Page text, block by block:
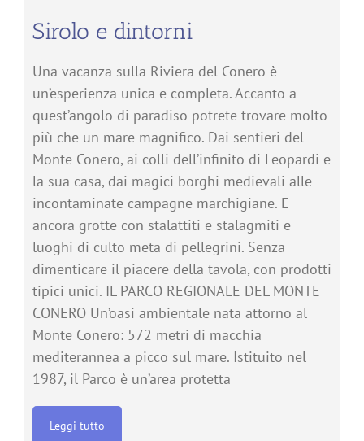
Sirolo e dintorni
Una vacanza sulla Riviera del Conero è
un’esperienza unica e completa. Accanto a
quest’angolo di paradiso potrete trovare molto
più che un mare magnifico. Dai sentieri del
Monte Conero, ai colli dell’infinito di Leopardi e
la sua casa, dai magici borghi medievali alle
incontaminate campagne marchigiane. E
ancora grotte con stalattiti e stalagmiti e
luoghi di culto meta di pellegrini. Senza
dimenticare il piacere della tavola, con prodotti
tipici unici. IL PARCO REGIONALE DEL MONTE
CONERO Un’oasi ambientale nata attorno al
Monte Conero: 572 metri di macchia
mediterannea a picco sul mare. Istituito nel
1987, il Parco è un’area protetta
Leggi tutto